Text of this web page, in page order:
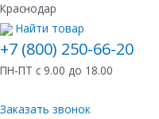
Краснодар
Найти товар
+7 (800) 250-66-20
ПН-ПТ с 9.00 до 18.00
Заказать звонок